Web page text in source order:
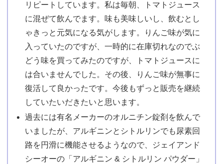
リピートしています。私は毎朝、トマトジュース
に混ぜて飲んでます。味も美味しいし、飲むとし
ゃきっと元気になる気がします。りんご味が気に
入っていたのですが、一時的に在庫切れなのでぶ
どう味を買ってみたのですが、トマトジュースに
は合いませんでした。その後、りんご味が無事に
復活して良かったです。今後もずっと販売を継続
していたいだきたいと思います。
過去には有名メーカーのオルニチン錠剤を飲んで
いましたが、アルギニンとシトルリンでも尿素回
路を円滑に機能させるようなので、ジェイアンド
シーオーの「アルギニン & シトルリン パウダー」